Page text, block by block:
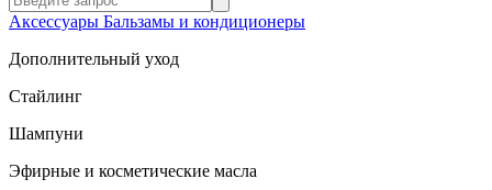
Аксессуары Бальзамы и кондиционеры
Дополнительный уход
Стайлинг
Шампуни
Эфирные и косметические масла